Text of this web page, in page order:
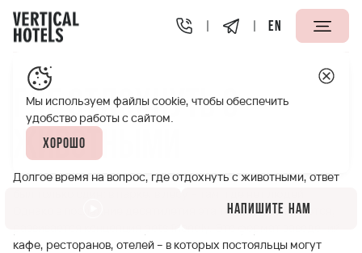
EN
Апарт-отели Vertical Где
Где отдохнуть с
животными
Долгое время на вопрос, где отдохнуть с животными, ответ
Однако в последние десятилетия эта тенденция меняется,
кафе, ресторанов, отелей – в которых постояльцы могут
Мы используем файлы cookie, чтобы обеспечить
удобство работы с сайтом.
Хорошо
Напишите нам